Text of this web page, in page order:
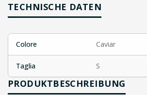
TECHNISCHE DATEN
Colore Caviar
Taglia S
PRODUKTBESCHREIBUNG